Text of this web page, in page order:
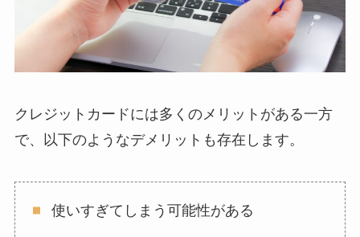
クレジットカードには多くのメリットがある一方
で、以下のようなデメリットも存在します。
使いすぎてしまう可能性がある